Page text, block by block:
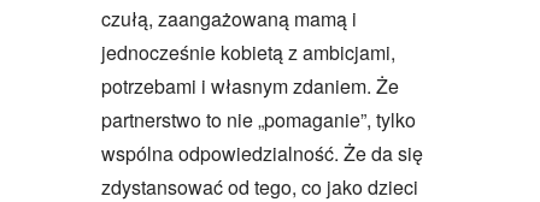
czułą, zaangażowaną mamą i
jednocześnie kobietą z ambicjami,
potrzebami i własnym zdaniem. Że
partnerstwo to nie „pomaganie”, tylko
wspólna odpowiedzialność. Że da się
zdystansować od tego, co jako dzieci